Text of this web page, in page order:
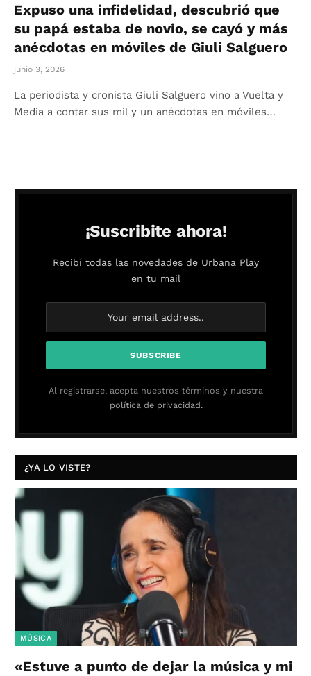
Expuso una infidelidad, descubrió que
su papá estaba de novio, se cayó y más
anécdotas en móviles de Giuli Salguero
junio 3, 2026
La periodista y cronista Giuli Salguero vino a Vuelta y
Media a contar sus mil y un anécdotas en móviles…
¡Suscribite ahora!
Recibí todas las novedades de Urbana Play
en tu mail
Al registrarse, acepta nuestros términos y nuestra
política de privacidad.
¿YA LO VISTE?
MÚSICA
«Estuve a punto de dejar la música y mi